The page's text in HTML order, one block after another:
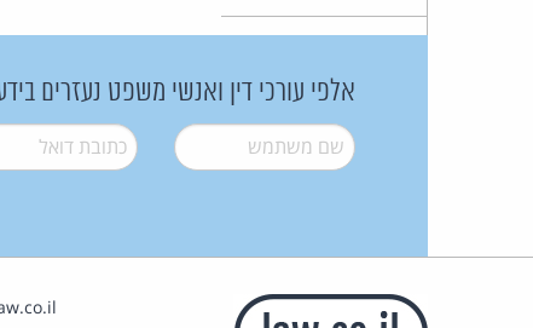
אלפי עורכי דין ואנשי משפט נעזרים
שם משתמש* דואל*